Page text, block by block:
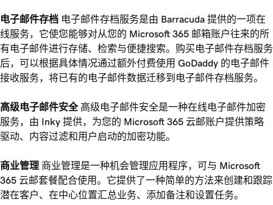
电子邮件存档 电子邮件存档服务是由 Barracuda 提供的一项在
线服务，它使您能够对从您的 Microsoft 365 邮箱账户往来的所
有电子邮件进行存储、检索与便捷搜索。购买电子邮件存档服务
后，可以根据具体情况通过额外付费使用 GoDaddy 的电子邮件
接收服务，将已有的电子邮件数据迁移到电子邮件存档服务。
高级电子邮件安全高级电子邮件安全是一种在线电子邮件加密
服务，由 Inky 提供，为您的 Microsoft 365 云邮账户提供策略
驱动、内容过滤和用户启动的加密功能。
商业管理 商业管理是一种机会管理应用程序，可与 Microsoft
365 云邮套餐配合使用。它提供了一种简单的方法来创建和跟踪
潜在客户、在中心位置汇总业务、添加备注和设置任务。